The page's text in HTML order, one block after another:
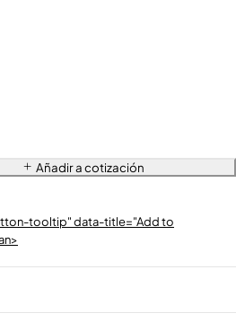
Añadir a cotización
tooltip" data-title="Add to